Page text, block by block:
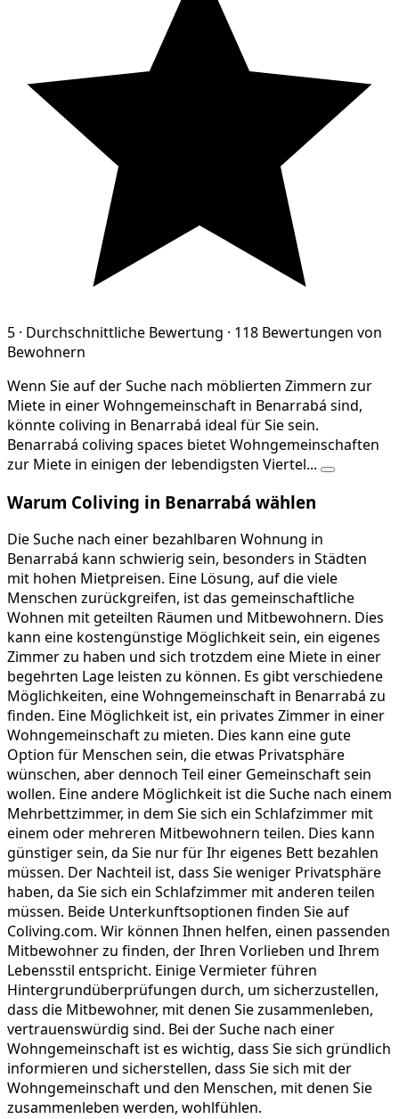
5 · Durchschnittliche Bewertung · 118 Bewertungen von
Bewohnern
Wenn Sie auf der Suche nach möblierten Zimmern zur
Miete in einer Wohngemeinschaft in Benarrabá sind,
könnte coliving in Benarrabá ideal für Sie sein.
Benarrabá coliving spaces bietet Wohngemeinschaften
zur Miete in einigen der lebendigsten Viertel...
Warum Coliving in Benarrabá wählen
Die Suche nach einer bezahlbaren Wohnung in
Benarrabá kann schwierig sein, besonders in Städten
mit hohen Mietpreisen. Eine Lösung, auf die viele
Menschen zurückgreifen, ist das gemeinschaftliche
Wohnen mit geteilten Räumen und Mitbewohnern. Dies
kann eine kostengünstige Möglichkeit sein, ein eigenes
Zimmer zu haben und sich trotzdem eine Miete in einer
begehrten Lage leisten zu können. Es gibt verschiedene
Möglichkeiten, eine Wohngemeinschaft in Benarrabá zu
finden. Eine Möglichkeit ist, ein privates Zimmer in einer
Wohngemeinschaft zu mieten. Dies kann eine gute
Option für Menschen sein, die etwas Privatsphäre
wünschen, aber dennoch Teil einer Gemeinschaft sein
wollen. Eine andere Möglichkeit ist die Suche nach einem
Mehrbettzimmer, in dem Sie sich ein Schlafzimmer mit
einem oder mehreren Mitbewohnern teilen. Dies kann
günstiger sein, da Sie nur für Ihr eigenes Bett bezahlen
müssen. Der Nachteil ist, dass Sie weniger Privatsphäre
haben, da Sie sich ein Schlafzimmer mit anderen teilen
müssen. Beide Unterkunftsoptionen finden Sie auf
Coliving.com. Wir können Ihnen helfen, einen passenden
Mitbewohner zu finden, der Ihren Vorlieben und Ihrem
Lebensstil entspricht. Einige Vermieter führen
Hintergrundüberprüfungen durch, um sicherzustellen,
dass die Mitbewohner, mit denen Sie zusammenleben,
vertrauenswürdig sind. Bei der Suche nach einer
Wohngemeinschaft ist es wichtig, dass Sie sich gründlich
informieren und sicherstellen, dass Sie sich mit der
Wohngemeinschaft und den Menschen, mit denen Sie
zusammenleben werden, wohlfühlen.